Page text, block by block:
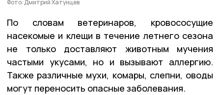
Фото: Дмитрий Хатунцев
По словам ветеринаров, кровососущие
насекомые и клещи в течение летнего сезона
не только доставляют животным мучения
частыми укусами, но и вызывают аллергию.
Также различные мухи, комары, слепни, оводы
могут переносить опасные заболевания.